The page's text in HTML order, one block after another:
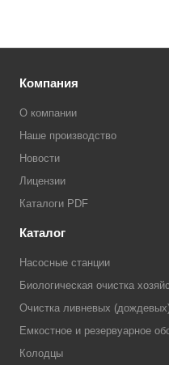
Компания
О компании
Наше производство
Новости
Лицензии
Каталоги PDF
Каталог
Насосные станции
Биологическая очистка
Очистка ливневых
Емкостное и резервуарное
Колодцы